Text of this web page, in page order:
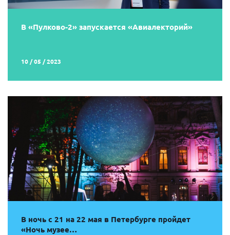
В «Пулково-2» запускается «Авиалекторий»
10 / 05 / 2023
В ночь с 21 на 22 мая в Петербурге пройдет
«Ночь музее…